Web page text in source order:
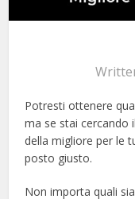
Potresti ottenere
ma se stai cercando
della migliore per le
posto giusto.
Non importa quali